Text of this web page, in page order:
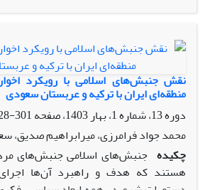
مختلف سیاسی ــ ایدئولوژیکِ مخالف،
حضور نظامی، دیپلوماسی منطقه‌ای و
دنبال کرد. تقابل آنکارا و ریاض در سوریه
میان اپوزیسیون انجامید، بلکه موقعیت
دسترسی لجستیکی، نفوذ در سومالیِ
اقتصادی برای تهران تحت فشار قرار داد؛
به بازتعریف ابزارهای خود (نظامی، سیاسی و
راهبردی‌اش در محور مقاومت شد.
پیامدهای سیاسی، امنیتی و دیپلماتیک
نقش جنبش‌های اسلامی با رویکرد
منطقه‌ای ایران با ترکیه و عربستان سعودی
دوره 13، شماره 1، بهار 1403، صفحه
301-328
محمد جواد فرامرزی، میرابراهیم صدیق،
چکیده جنبش‌های اسلامی جنبش‌های
هستند که هدف و راهبرد آن‌ها